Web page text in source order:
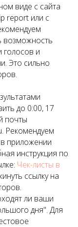
виде с сайта
report или с
возможность
голосов и
Это сильно
до 0:00, 17
почты
Рекомендуем
приложении
инструкция по
Чек-листы в
ссылку на
ли ваши
дня". Для